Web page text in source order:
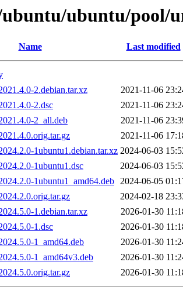
ubuntu/pool/
Name Last modified
2.debian.tar.xz
2021-11-06
2.dsc
2021-11-06
2_all.deb
2021-11-06
2021-11-06
1ubuntu1.debian.tar.xz 2024-06-03
1ubuntu1.dsc
2024-06-03
1ubuntu1_amd64.deb 2024-06-05
2024-02-18
1.debian.tar.xz
2026-01-30
1.dsc
2026-01-30
1_amd64.deb
2026-01-30
1_amd64v3.deb
2026-01-30
2026-01-30